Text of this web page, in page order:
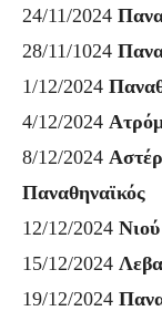
24/11/2024
28/11/1024
1/12/2024
4/12/2024
8/12/2024
Παναθηναϊκός
12/12/2024
15/12/2024
19/12/2024